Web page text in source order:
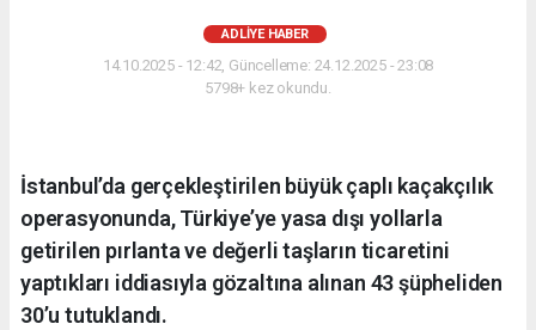
ADLIYE HABER
14.10.2025 - 12:42, Güncelleme: 24.12.2025 - 23:08
5798+ kez okundu.
İstanbul’da gerçekleştirilen büyük çaplı kaçakçılık
operasyonunda, Türkiye’ye yasa dışı yollarla
getirilen pırlanta ve değerli taşların ticaretini
yaptıkları iddiasıyla gözaltına alınan 43 şüpheliden
30’u tutuklandı.